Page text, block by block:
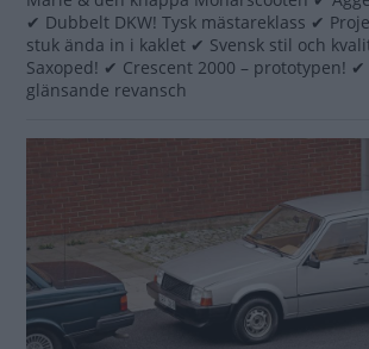
✔ Dubbelt DKW! Tysk mästareklass ✔
stuk ända in i kaklet ✔ Svensk stil och
Saxoped! ✔ Crescent 2000 – prototypen!
glänsande revansch